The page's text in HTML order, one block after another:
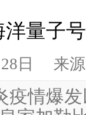
量子
日 来源
疫情爆